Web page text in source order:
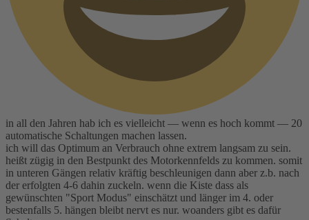
in all den Jahren hab ich es vielleicht — wenn es hoch kommt — 20
automatische Schaltungen machen lassen.
ich will das Optimum an Verbrauch ohne extrem langsam zu sein.
heißt zügig in den Bestpunkt des Motorkennfelds zu kommen. somit
in unteren Gängen relativ kräftig beschleunigen dann aber z.b. nach
der erfolgten 4-6 dahin zuckeln. wenn die Kiste dass als
gewünschten "Sport Modus" einschätzt und länger im 4. oder
bestenfalls 5. hängen bleibt nervt es nur. woanders gibt es dafür